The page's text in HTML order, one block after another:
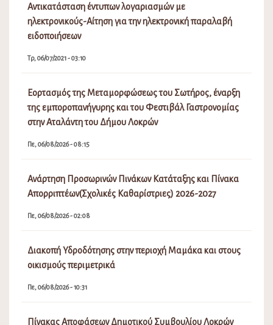
Αντικατάσταση έντυπων λογαριασμών με
ηλεκτρονικούς-Αίτηση για την ηλεκτρονική παραλαβή
ειδοποιήσεων
Τρ, 06/07/2021 - 03:10
Εορτασμός της Μεταμορφώσεως του Σωτήρος, έναρξη
της εμποροπανήγυρης και του Φεστιβάλ Γαστρονομίας
στην Αταλάντη του Δήμου Λοκρών
Πε, 06/08/2026 - 08:15
Ανάρτηση Προσωρινών Πινάκων Κατάταξης και Πίνακα
Απορριπτέων(Σχολικές Καθαρίστριες) 2026-2027
Πε, 06/08/2026 - 02:08
Διακοπή Υδροδότησης στην περιοχή Μαμάκα και στους
οικισμούς περιμετρικά
Πε, 06/08/2026 - 10:31
Πίνακας Αποφάσεων Δημοτικού Συμβουλίου Λοκρών